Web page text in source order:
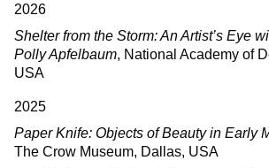
2026
Shelter from the Storm: An Artist’s Eye
Polly Apfelbaum, National Academy of
USA
2025
Paper Knife: Objects of Beauty in Early
The Crow Museum, Dallas, USA